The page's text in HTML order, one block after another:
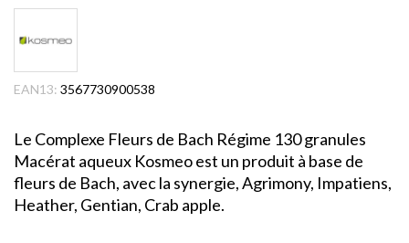
EAN13: 3567730900538
Le Complexe Fleurs de Bach Régime 130 granules
Macérat aqueux Kosmeo est un produit à base de
fleurs de Bach, avec la synergie, Agrimony, Impatiens,
Heather, Gentian, Crab apple.